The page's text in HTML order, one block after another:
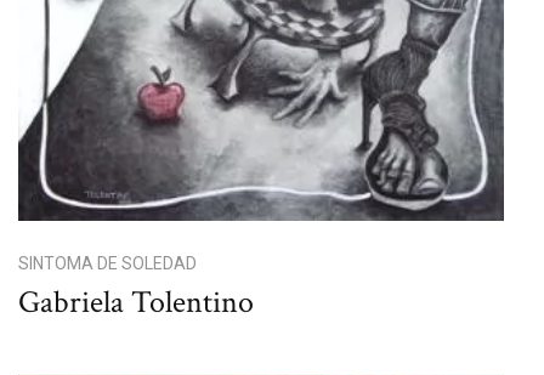
SINTOMA DE SOLEDAD
Gabriela Tolentino